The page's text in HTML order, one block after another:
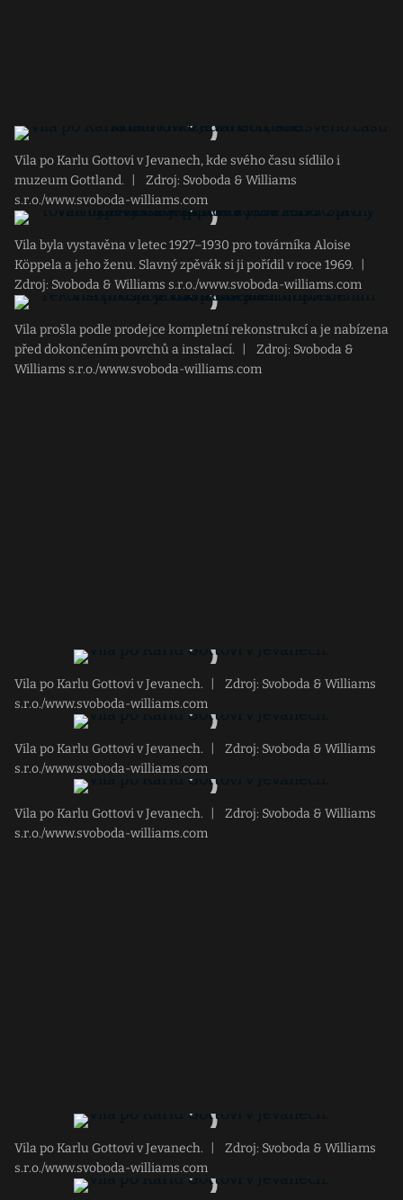
Vila po Karlu Gottovi v Jevanech, kde svého času sídlilo i
muzeum Gottland.
Zdroj: Svoboda & Williams
s.r.o./www.svoboda-williams.com
Vila byla vystavěna v letec 1927–1930 pro továrníka Aloise
Köppela a jeho ženu. Slavný zpěvák si ji pořídil v roce 1969.
Zdroj: Svoboda & Williams s.r.o./www.svoboda-williams.com
Vila prošla podle prodejce kompletní rekonstrukcí a je nabízena
před dokončením povrchů a instalací.
Zdroj: Svoboda &
Williams s.r.o./www.svoboda-williams.com
Vila po Karlu Gottovi v Jevanech.
Zdroj: Svoboda & Williams
s.r.o./www.svoboda-williams.com
Vila po Karlu Gottovi v Jevanech.
Zdroj: Svoboda & Williams
s.r.o./www.svoboda-williams.com
Vila po Karlu Gottovi v Jevanech.
Zdroj: Svoboda & Williams
s.r.o./www.svoboda-williams.com
Vila po Karlu Gottovi v Jevanech.
Zdroj: Svoboda & Williams
s.r.o./www.svoboda-williams.com